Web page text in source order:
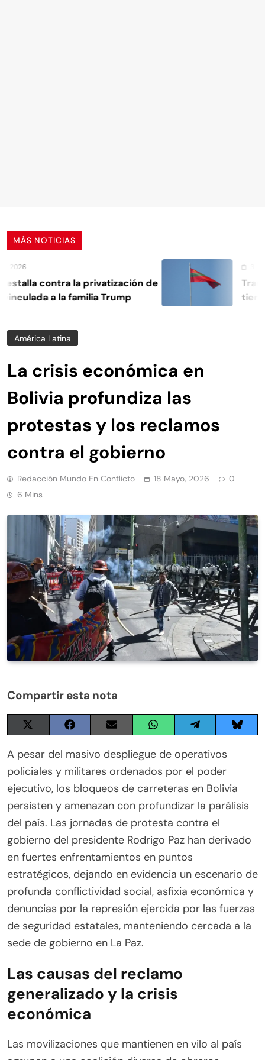
MÁS NOTICIAS
contra la privatización de
a la familia Trump
3
tiene
América Latina
La crisis económica en
Bolivia profundiza las
protestas y los reclamos
contra el gobierno
Redacción Mundo En Conflicto 18 Mayo, 2026
0
6 Mins
Compartir esta nota
Share
on
X
(Twitter)
Share
on
Facebook
Share
on
Email
Share
on
WhatsApp
Share
on
Telegram
Share
on
A pesar del masivo despliegue de operativos
policiales y militares ordenados por el poder
ejecutivo, los bloqueos de carreteras en Bolivia
persisten y amenazan con profundizar la parálisis
del país. Las jornadas de protesta contra el
gobierno del presidente Rodrigo Paz han derivado
en fuertes enfrentamientos en puntos
estratégicos, dejando en evidencia un escenario de
profunda conflictividad social, asfixia económica y
denuncias por la represión ejercida por las fuerzas
de seguridad estatales, manteniendo cercada a la
sede de gobierno en La Paz.
Las causas del reclamo
generalizado y la crisis
económica
Las movilizaciones que mantienen en vilo al país